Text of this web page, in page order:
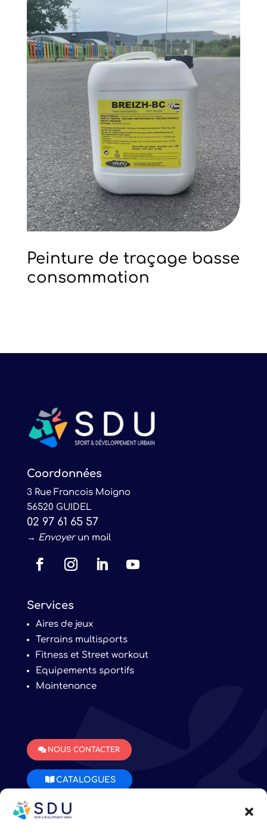
Peinture de traçage basse
consommation
Coordonnées
3 Rue Francois Moigno
56520 GUIDEL
02 97 61 65 57
→ Envoyerun mail
Services
Aires de jeux
Terrains multisports
Fitness et Street workout
Equipements sportifs
Maintenance
NOUS CONTACTER
CATALOGUES